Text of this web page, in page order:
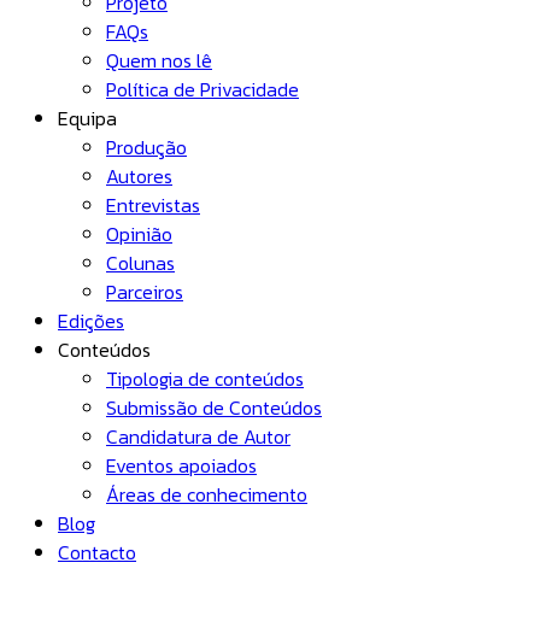
FAQs
Quem nos lê
Política de Privacidade
Equipa
Produção
Autores
Entrevistas
Opinião
Colunas
Parceiros
Edições
Conteúdos
Tipologia de conteúdos
Submissão de Conteúdos
Candidatura de Autor
Eventos apoiados
Áreas de conhecimento
Blog
Contacto